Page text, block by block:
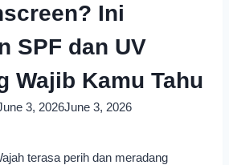
Ini
SPF dan UV
Wajib Kamu Tahu
3, 2026June 3, 2026
terasa perih dan meradang